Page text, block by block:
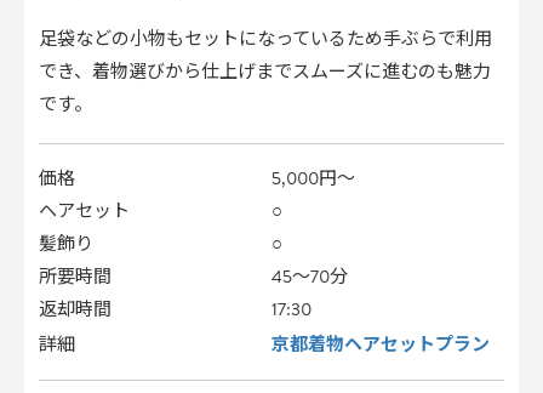
足袋などの小物もセットになっているため手ぶらで利用
でき、着物選びから仕上げまでスムーズに進むのも魅力
です。
価格
5,000円〜
ヘアセット
○
髪飾り
○
所要時間
45〜70分
返却時間
17:30
詳細
京都着物ヘアセットプラン